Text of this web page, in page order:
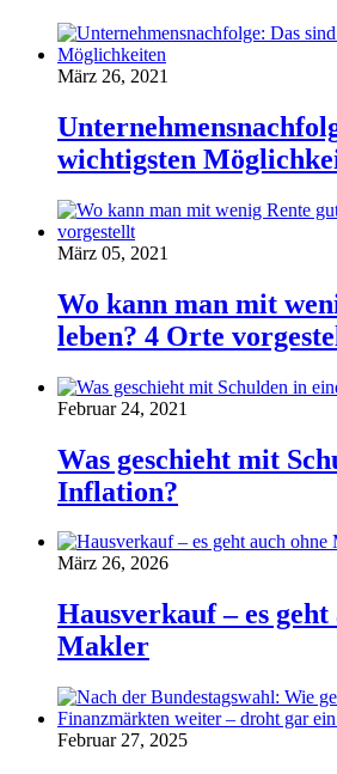
März 26, 2021
wichtigsten
März 05, 2021
Wo kann man mit
leben? 4 Orte
Februar 24, 2021
Was geschieht mit
Inflation?
März 26, 2026
Hausverkauf – es geht
Makler
Februar 27, 2025